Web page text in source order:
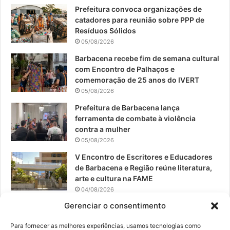
Gerenciar o consentimento
Para fornecer as melhores experiências, usamos tecnologias como
b
o
k
u
b
a
a
Prefeitura convoca organizações de
catadores para reunião sobre PPP de
Resíduos Sólidos
05/08/2026
Barbacena recebe fim de semana cultural
com Encontro de Palhaços e
comemoração de 25 anos do IVERT
05/08/2026
Prefeitura de Barbacena lança
ferramenta de combate à violência
contra a mulher
05/08/2026
V Encontro de Escritores e Educadores
de Barbacena e Região reúne literatura,
arte e cultura na FAME
04/08/2026
Teatro da Pedra apresenta novo
04/08/2026